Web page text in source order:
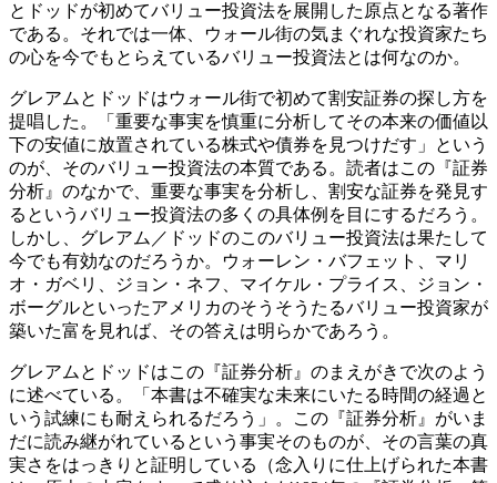
とドッドが初めてバリュー投資法を展開した原点となる著作
である。それでは一体、ウォール街の気まぐれな投資家たち
の心を今でもとらえているバリュー投資法とは何なのか。
グレアムとドッドはウォール街で初めて割安証券の探し方を
提唱した。「重要な事実を慎重に分析してその本来の価値以
下の安値に放置されている株式や債券を見つけだす」という
のが、そのバリュー投資法の本質である。読者はこの『証券
分析』のなかで、重要な事実を分析し、割安な証券を発見す
るというバリュー投資法の多くの具体例を目にするだろう。
しかし、グレアム／ドッドのこのバリュー投資法は果たして
今でも有効なのだろうか。ウォーレン・バフェット、マリ
オ・ガベリ、ジョン・ネフ、マイケル・プライス、ジョン・
ボーグルといったアメリカのそうそうたるバリュー投資家が
築いた富を見れば、その答えは明らかであろう。
グレアムとドッドはこの『証券分析』のまえがきで次のよう
に述べている。「本書は不確実な未来にいたる時間の経過と
いう試練にも耐えられるだろう」。この『証券分析』がいま
だに読み継がれているという事実そのものが、その言葉の真
実さをはっきりと証明している（念入りに仕上げられた本書